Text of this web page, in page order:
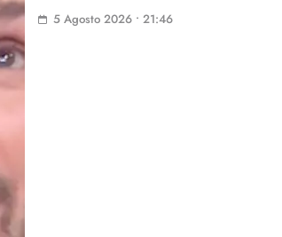
5 Agosto 2026 • 21:46